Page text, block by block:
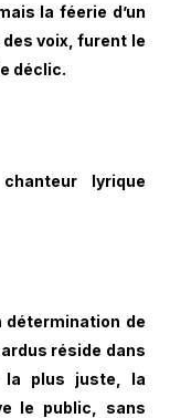
la féerie d’un
voix, furent le
déclic.
lyrique
détermination de
réside dans
la plus juste, la
le public, sans